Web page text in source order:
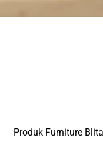
Produk Furniture